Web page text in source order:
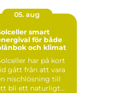
05. aug
smart
för både
och klimat
har på kort
gått från att vara
nischlösning till
bli ett naturligt